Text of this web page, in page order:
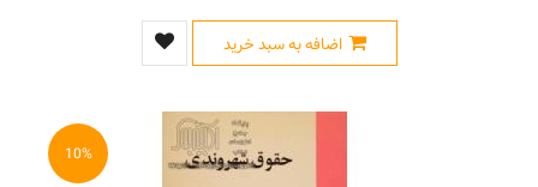
اضافه به سبد خرید
10%